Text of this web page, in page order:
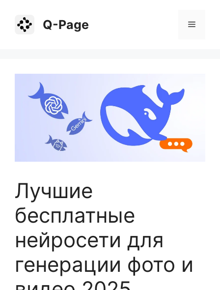
содержимомуQ-Page Меню
Лучшие
бесплатные
нейросети для
генерации фото и